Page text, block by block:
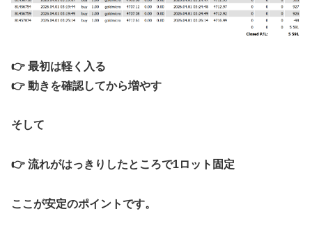
👉 最初は軽く入る
👉 動きを確認してから増やす
そして
👉 流れがはっきりしたところで1ロット固定
ここが安定のポイントです。